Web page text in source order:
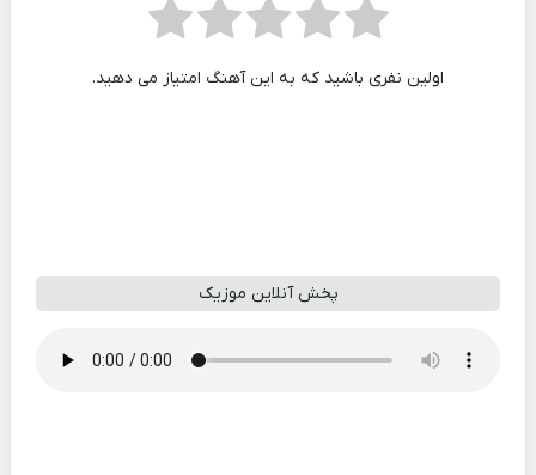
اولین نفری باشید که به این آهنگ امتیاز می دهید.
پخش آنلاین موزیک